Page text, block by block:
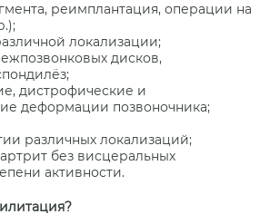
реимплантация, операции на
локализации;
дисков,
дистрофические и
деформации позвоночника;
различных локализаций;
без висцеральных
активности.